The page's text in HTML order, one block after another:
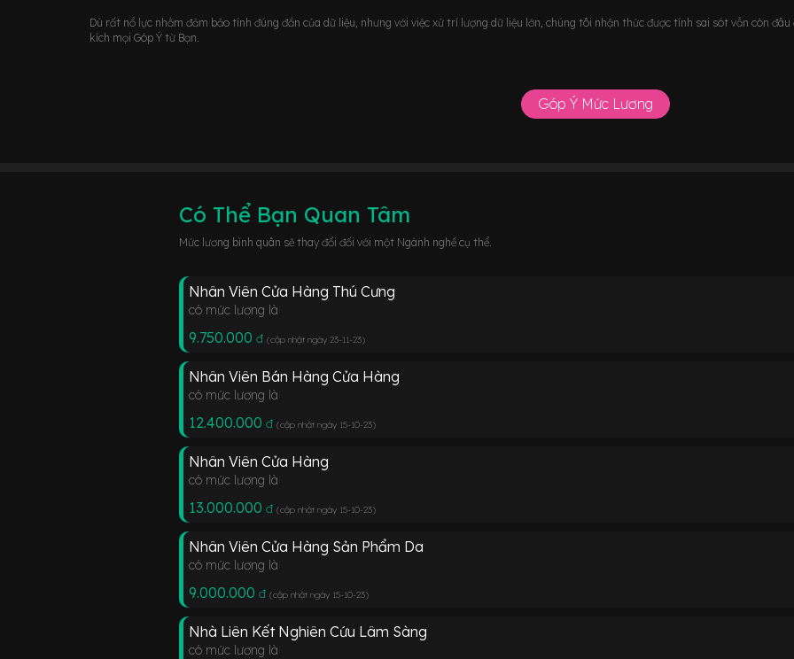
Dù rất nổ lực nhằm đảm bảo tính đúng đắn của dữ liệu, nhưng với việc xử trí lượng dữ liệu lớn, chúng tôi nhận thức được tính sai sót vẫn còn
kích mọi Góp Ý từ Bạn.
Góp Ý Mức Lương
Có Thể Bạn Quan Tâm
Mức lương bình quân sẽ thay đổi đối với một Ngành nghề cụ thể.
Nhân Viên Cửa Hàng Thú Cưng
có mức lương là
9.750.000 đ (cập nhật ngày 23-11-23)
Nhân Viên Bán Hàng Cửa Hàng
có mức lương là
12.400.000 đ (cập nhật ngày 15-10-23)
Nhân Viên Cửa Hàng
có mức lương là
13.000.000 đ (cập nhật ngày 15-10-23)
Nhân Viên Cửa Hàng Sản Phẩm Da
có mức lương là
9.000.000 đ (cập nhật ngày 15-10-23)
Nhà Liên Kết Nghiên Cứu Lâm Sàng
có mức lương là